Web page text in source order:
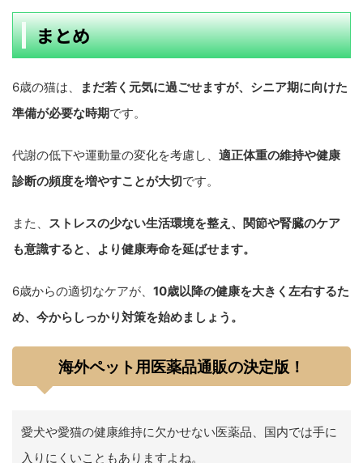
まとめ
6歳の猫は、
まだ若く元気に過ごせますが、シニア期に向けた
準備が必要な時期です。
代謝の低下や運動量の変化を考慮し、 適正体重の維持や健康
診断の頻度を増やすことが大切です。
また、 ストレスの少ない生活環境を整え、関節や腎臓のケア
も意識すると、より健康寿命を延ばせます。
6歳からの適切なケアが、 10歳以降の健康を大きく左右するた
め、今からしっかり対策を始めましょう。
海外ペット用医薬品通販の決定版！
愛犬や愛猫の健康維持に欠かせない医薬品、国内では手に
入りにくいこともありますよね。